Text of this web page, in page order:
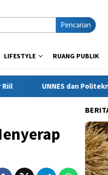
Pencarian
LIFESTYLE RUANG PUBLIK
Politeknik Negeri Cilacap